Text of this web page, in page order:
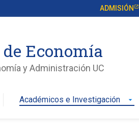
ADMISIÓN
Economía
y Administración UC
Académicos e Investigación arrow_drop_down